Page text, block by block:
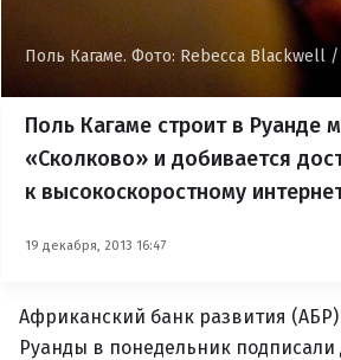
Поль Кагаме. Фото: Rebecca Blackwell /
Поль Кагаме строит в Руанде
«Сколково» и добивается
к высокоскоростному
19 декабря, 2013 16:47
Африканский банк развития
Руанды в понедельник подписали